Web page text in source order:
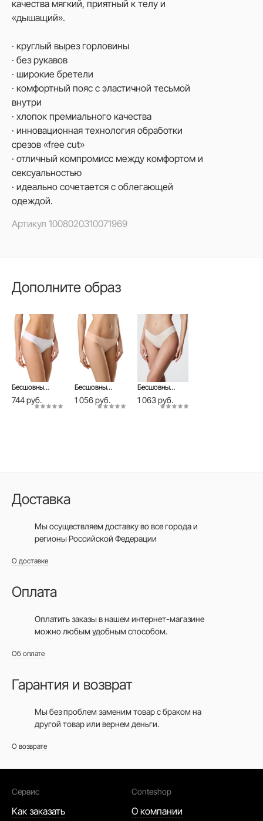
качества мягкий, приятный к телу и
«дышащий».
· круглый вырез горловины
· без рукавов
· широкие бретели
· комфортный пояс с эластичной тесьмой
внутри
· хлопок премиального качества
· инновационная технология обработки
срезов «free cut»
· отличный компромисс между комфортом и
сексуальностью
· идеально сочетается с облегающей
одеждой.
Артикул 1008020310071969
Дополните образ
Бесшовные Трусы "стринг" с низкой линией талии INVISIBLE LST 978 (на вешалке)
744 руб.
Бесшовные Трусы "бразилиана" INVISIBLE LBR 975 (в пакете)
1 056 руб.
Бесшовные Трусы "бразилиана" с V-образной линией талии INVISIBLE LBR 1226
1 063 руб.
Доставка
Мы осуществляем доставку во все городаи
регионы Российской Федерации
О доставке
Оплата
Оплатить заказы в нашем интернет-магазине
можно любым удобным способом.
Об оплате
Гарантия и возврат
Мы без проблем заменим товар с браком на
другой товар или вернем деньги.
О возврате
Сервис
Как заказать
Conteshop
О компании